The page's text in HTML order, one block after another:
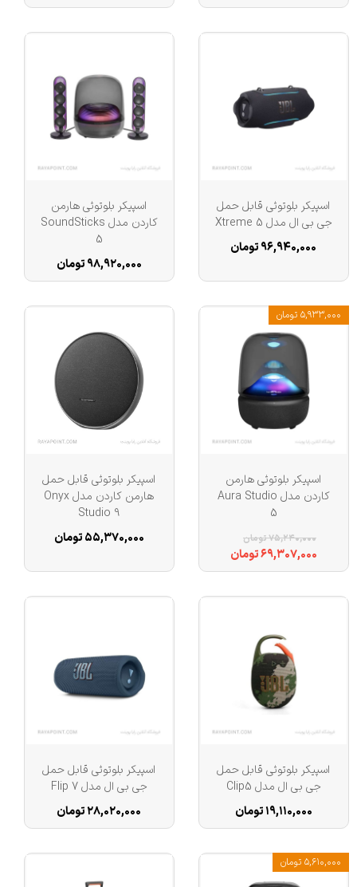
فرکانس پاسخ‌گویی ساب‌ووفر
نسخه‌ بلوتوث
پروفایل بلوتوث
درگاه‌ها و فناوری‌های ارتباطی
درگاه شارژ
سایر قابلیت‌های بلندگو
ویژگی‌های صوتی بلندگو
ویژگی‌های هوشمند بلندگو
ظرفیت حافظه داخلی
اسپیکر بلوتوثی قابل حمل
جی بی ال مدل Xtreme 5
۹۶,۹۴۰,۰۰۰ تومان
اسپیکر بلوتوثی هارمن
کاردن مدل SoundSticks
5
۹۸,۹۲۰,۰۰۰ تومان
اسپیکر بلوتوثی هارمن
کاردن مدل Aura Studio
5
۷۵,۲۴۰,۰۰۰ تومان
۶۹,۳۰۷,۰۰۰ تومان
۵,۹۳۳,۰۰۰ تومان
اسپیکر بلوتوثی قابل حمل
هارمن کاردن مدل Onyx
Studio 9
۵۵,۳۷۰,۰۰۰ تومان
اسپیکر بلوتوثی قابل حمل
جی بی ال مدل Clip5
۱۹,۱۱۰,۰۰۰ تومان
اسپیکر بلوتوثی قابل حمل
جی بی ال مدل Flip 7
۲۸,۰۲۰,۰۰۰ تومان
۵,۶۱۰,۰۰۰ تومان